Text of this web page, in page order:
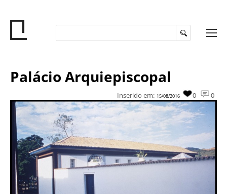
Palácio Arquiepiscopal
0
0
Inserido em: 15/08/2016